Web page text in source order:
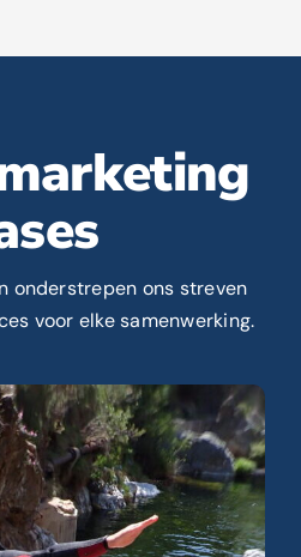
onderstrepen ons streven
voor elke samenwerking.